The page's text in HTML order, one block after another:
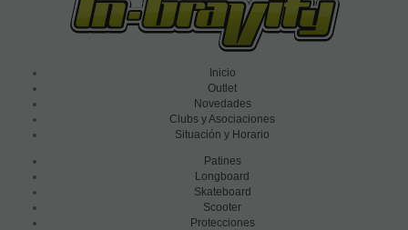
Inicio
Outlet
Novedades
Clubs y Asociaciones
Situación y Horario
Patines
Longboard
Skateboard
Scooter
Protecciones